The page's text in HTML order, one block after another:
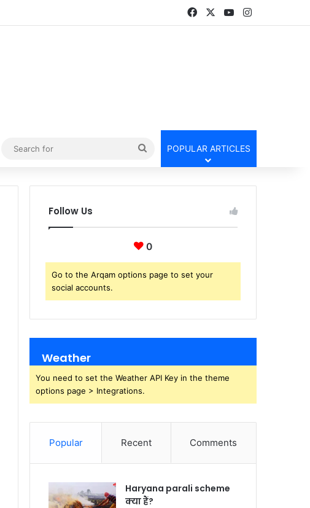
FacebookYouTubeInstagram
SearchPOPULAR ARTICLES
Follow Us
0
Go to the Arqam options page to set your
social accounts.
Weather
You need to set the Weather API Key in the theme
options page > Integrations.
Popular Recent Comments
Haryana parali scheme
क्या हैं?